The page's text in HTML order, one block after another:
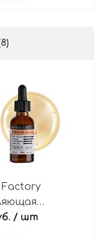
Factory
с ПДРН 4%
/ шт